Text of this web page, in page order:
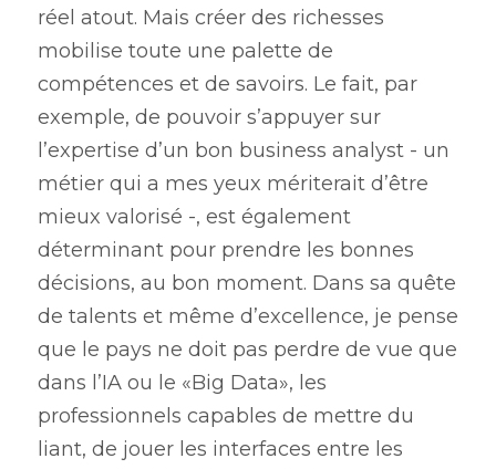
réel atout. Mais créer des richesses
mobilise toute une palette de
compétences et de savoirs. Le fait, par
exemple, de pouvoir s’appuyer sur
l’expertise d’un bon business analyst - un
métier qui a mes yeux mériterait d’être
mieux valorisé -, est également
déterminant pour prendre les bonnes
décisions, au bon moment. Dans sa quête
de talents et même d’excellence, je pense
que le pays ne doit pas perdre de vue que
dans l’IA ou le «Big Data», les
professionnels capables de mettre du
liant, de jouer les interfaces entre les